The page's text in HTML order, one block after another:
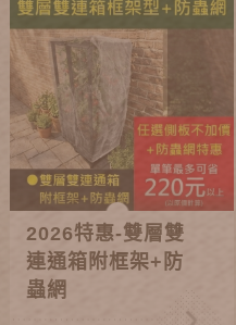
2026特惠-雙層雙
連通箱附框架+防
蟲網